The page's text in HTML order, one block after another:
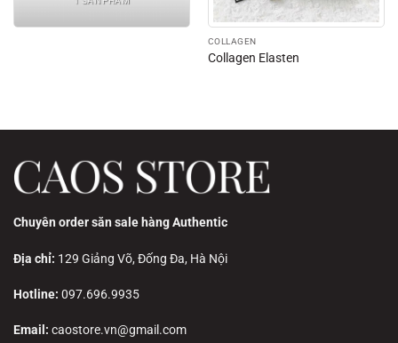
COLLAGEN
Collagen Elasten
Chuyên order săn sale hàng Authentic
Địa chỉ: 129 Giảng Võ, Đống Đa, Hà Nội
Hotline: 097.696.9935
Email: caostore.vn@gmail.com